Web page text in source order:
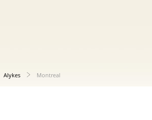
Alykes Montreal